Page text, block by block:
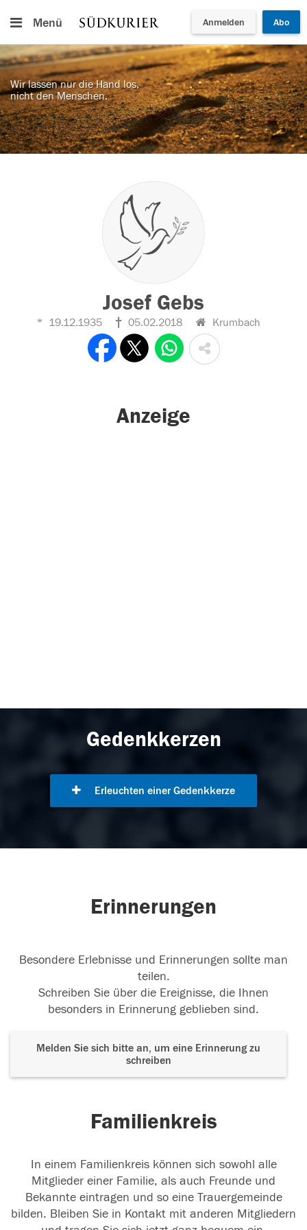
Menü Anmelden Abo
Wir lassen nur die Hand los,
nicht den Menschen.
Josef Gebs
19.12.1935 05.02.2018 Krumbach
Anzeige
Gedenkkerzen
Erleuchten einer Gedenkkerze
Erinnerungen
Besondere Erlebnisse und Erinnerungen sollte man
teilen.
Schreiben Sie über die Ereignisse, die Ihnen
besonders in Erinnerung geblieben sind.
Melden Sie sich bitte an, um eine Erinnerung zu
schreiben
Familienkreis
In einem Familienkreis können sich sowohl alle
Mitglieder einer Familie, als auch Freunde und
Bekannte eintragen und so eine Trauergemeinde
bilden. Bleiben Sie in Kontakt mit anderen Mitgliedern